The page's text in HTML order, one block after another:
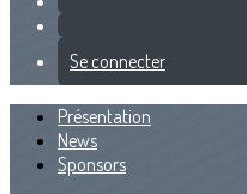
Se connecter
Présentation
News
Sponsors